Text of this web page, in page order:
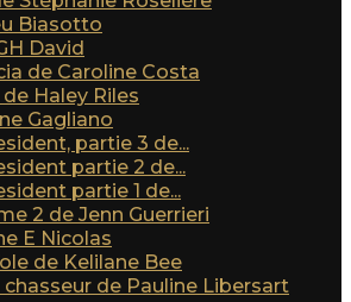
Biasotto
David
de Caroline Costa
Haley Riles
Gagliano
partie 3 de...
partie 2 de...
partie 1 de...
2 de Jenn Guerrieri
E Nicolas
de Kelilane Bee
de Pauline Libersart